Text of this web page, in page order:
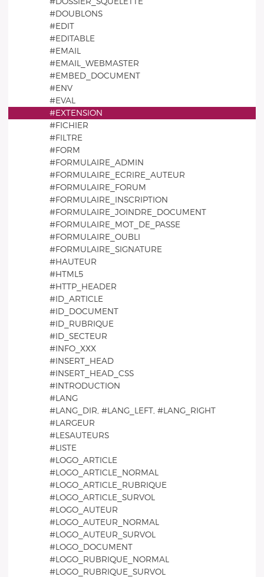
#DOUBLONS
#EDIT
#EDITABLE
#EMAIL
#EMAIL_WEBMASTER
#EMBED_DOCUMENT
#ENV
#EVAL
#EXTENSION
#FICHIER
#FILTRE
#FORM
#FORMULAIRE_ADMIN
#FORMULAIRE_ECRIRE_AUTEUR
#FORMULAIRE_FORUM
#FORMULAIRE_INSCRIPTION
#FORMULAIRE_JOINDRE_DOCUMENT
#FORMULAIRE_MOT_DE_PASSE
#FORMULAIRE_OUBLI
#FORMULAIRE_SIGNATURE
#HAUTEUR
#HTML5
#HTTP_HEADER
#ID_ARTICLE
#ID_DOCUMENT
#ID_RUBRIQUE
#ID_SECTEUR
#INFO_XXX
#INSERT_HEAD
#INSERT_HEAD_CSS
#INTRODUCTION
#LANG
#LANG_DIR, #LANG_LEFT, #LANG_RIGHT
#LARGEUR
#LESAUTEURS
#LISTE
#LOGO_ARTICLE
#LOGO_ARTICLE_NORMAL
#LOGO_ARTICLE_RUBRIQUE
#LOGO_ARTICLE_SURVOL
#LOGO_AUTEUR
#LOGO_AUTEUR_NORMAL
#LOGO_AUTEUR_SURVOL
#LOGO_DOCUMENT
#LOGO_RUBRIQUE_NORMAL
#LOGO_RUBRIQUE_SURVOL